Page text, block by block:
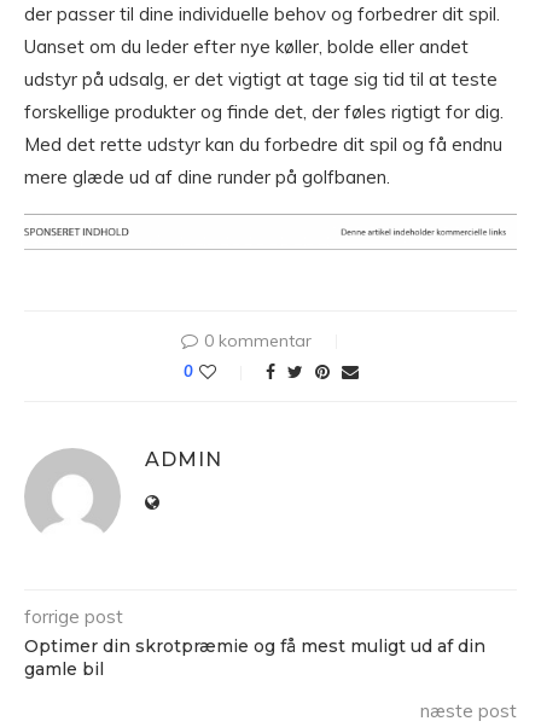
der passer til dine individuelle behov og forbedrer dit spil.
Uanset om du leder efter nye køller, bolde eller andet
udstyr på udsalg, er det vigtigt at tage sig tid til at teste
forskellige produkter og finde det, der føles rigtigt for dig.
Med det rette udstyr kan du forbedre dit spil og få endnu
mere glæde ud af dine runder på golfbanen.
0 kommentar
0
ADMIN
forrige post
Optimer din skrotpræmie og få mest muligt ud af din
gamle bil
næste post